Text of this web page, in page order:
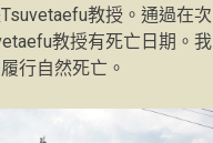
教授。通過在次
教授有死亡日期。我
行自然死亡。